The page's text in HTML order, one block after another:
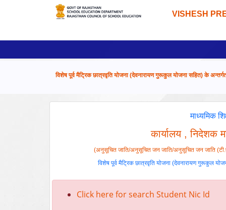
VISHESH
विशेष पूर्व मैट्रिक छात्रवृति योजना (देवनारायण गुरूकुल योजना सहित) के
माध्यमिक
कार्यालय , निदेशक
(अनुसूचित जाति/अनुसूचित जन जाति/अनुसूचित जन जाति
विशेष पूर्व मैट्रिक छात्रवृति योजना (देवनारायण गुरूकुल
Click here for search Student Nic Id